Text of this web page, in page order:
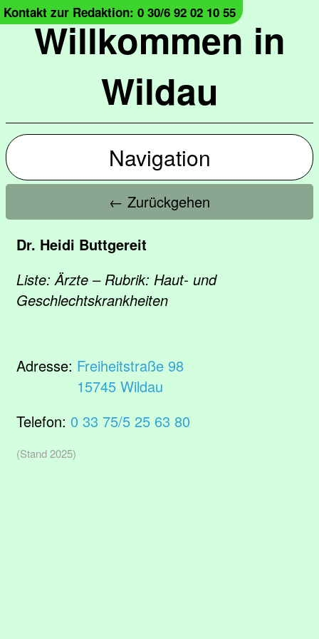
Willkommen in
Wildau
Kontakt zur Redaktion: 0 30/6 92 02 10 55
Navigation
← Zurückgehen
Dr. Heidi Buttgereit
Liste: Ärzte – Rubrik: Haut- und
Geschlechtskrankheiten
Adresse: Freiheitstraße 98
15745 Wildau
Telefon: 0 33 75/5 25 63 80
(Stand 2025)